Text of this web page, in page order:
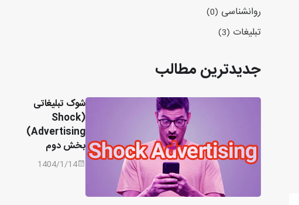
روانشناسی (0)
تبلیغات (3)
جدیدترین مطالب
شوک تبلیغاتی
(Shock
Advertising)
بخش دوم
1404/1/14